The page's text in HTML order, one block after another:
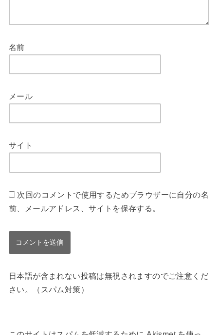
名前
メール
サイト
次回のコメントで使用するためブラウザーに自分の名
前、メールアドレス、サイトを保存する。
日本語が含まれない投稿は無視されますのでご注意くだ
さい。（スパム対策）